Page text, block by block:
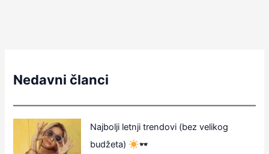
Nedavni članci
Najbolji letnji trendovi (bez velikog
budžeta)